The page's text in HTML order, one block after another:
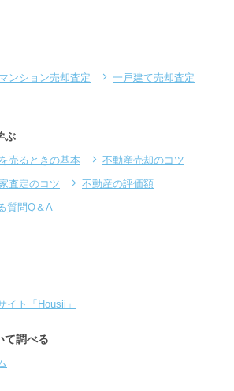
マンション売却査定
一戸建て売却査定
ぶ
売るときの基本
不動産売却のコツ
査定のコツ
不動産の評価額
質問Q＆A
イト「Housii」
て調べる